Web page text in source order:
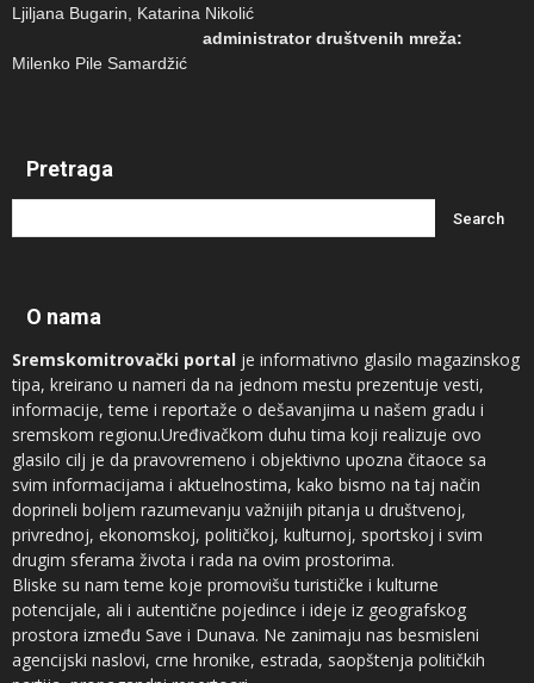
Ljiljana Bugarin, Katarina Nikolić
administrator društvenih mreža:
Milenko Pile Samardžić
Pretraga
O nama
Sremskomitrovački portal je informativno glasilo magazinskog
tipa, kreirano u nameri da na jednom mestu prezentuje vesti,
informacije, teme i reportaže o dešavanjima u našem gradu i
sremskom regionu.Uređivačkom duhu tima koji realizuje ovo
glasilo cilj je da pravovremeno i objektivno upozna čitaoce sa
svim informacijama i aktuelnostima, kako bismo na taj način
doprineli boljem razumevanju važnijih pitanja u društvenoj,
privrednoj, ekonomskoj, političkoj, kulturnoj, sportskoj i svim
drugim sferama života i rada na ovim prostorima.
Bliske su nam teme koje promovišu turističke i kulturne
potencijale, ali i autentične pojedince i ideje iz geografskog
prostora između Save i Dunava. Ne zanimaju nas besmisleni
agencijski naslovi, crne hronike, estrada, saopštenja političkih